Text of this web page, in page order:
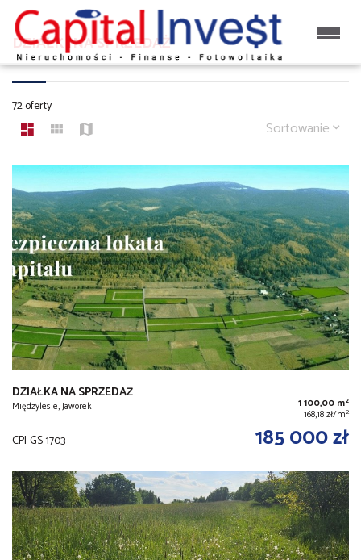
DZIAŁKI NA SPRZEDAŻ
72 oferty
Sortowanie
DZIAŁKA NA SPRZEDAŻ
Międzylesie, Jaworek 1 100,00 m2
168,18 zł/m2
CPI-GS-1703 185 000 zł